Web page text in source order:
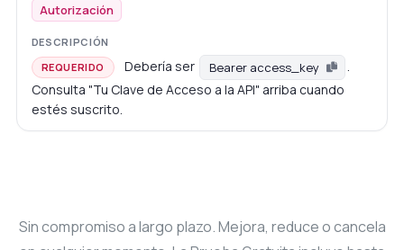
Autorización
REQUERIDO Debería ser Bearer access_key
.
Consulta "Tu Clave de Acceso a la API" arriba cuando
estés suscrito.
Sin compromiso a largo plazo. Mejora, reduce o cancela